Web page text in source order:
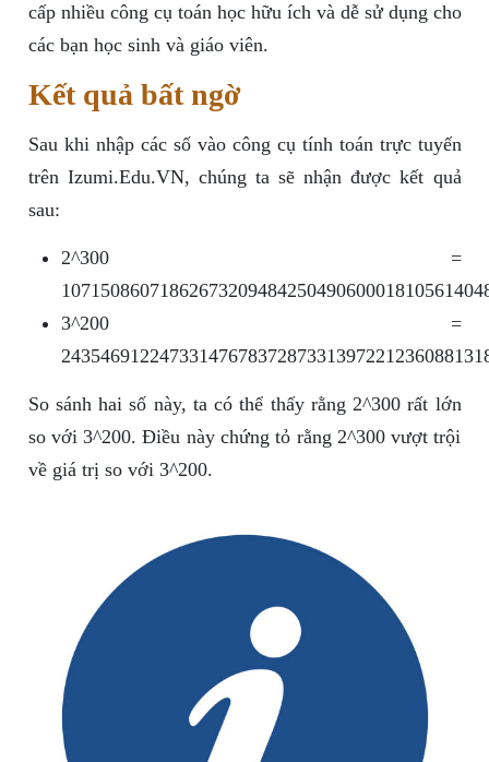
cấp nhiều công cụ toán học hữu ích và dễ sử dụng cho
các bạn học sinh và giáo viên.
Kết quả bất ngờ
Sau khi nhập các số vào công cụ tính toán trực tuyến
trên Izumi.Edu.VN, chúng ta sẽ nhận được kết quả
sau:
2^300 =
3^200 =
So sánh hai số này, ta có thể thấy rằng 2^300 rất lớn
so với 3^200. Điều này chứng tỏ rằng 2^300 vượt trội
về giá trị so với 3^200.